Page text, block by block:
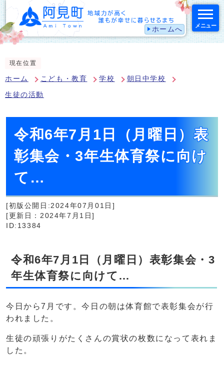
ホームへ メニュー
現在位置
ホーム こども・教育 学校 朝日中学校
生徒の活動
令和6年7月1日（月曜日）表
彰集会・3年生体育祭に向け
て…
[初版公開日:2024年07月01日]
[更新日：2024年7月1日]
ID:13384
令和6年7月1日（月曜日）表彰集会・3
年生体育祭に向けて…
今日から7月です。今日の朝は体育館で表彰集会が行
われました。
生徒の頑張りがたくさんの賞状の枚数になって表れま
した。